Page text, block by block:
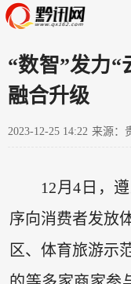
“数智”发力“
融合升级
2023-12-25 14:22 来源：
12月4日，
序向消费者发放
区、体育旅游示